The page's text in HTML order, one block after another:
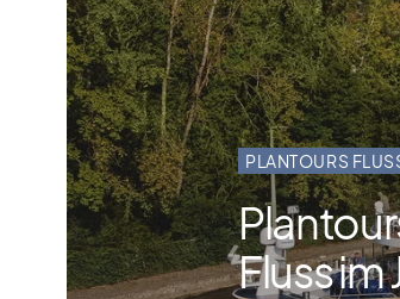
PLANTOURS
Fluss im